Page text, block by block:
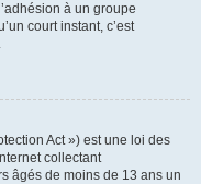
à un groupe
court instant, c’est
Act ») est une loi des
collectant
âgés de moins de 13 ans un